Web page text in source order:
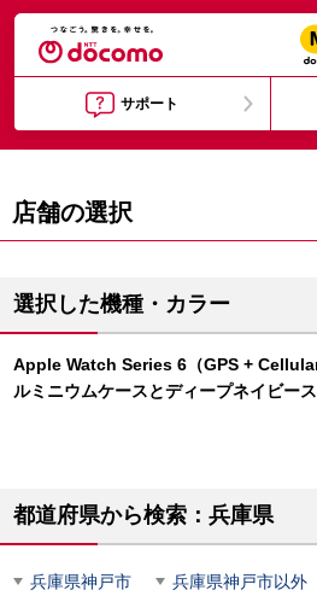
サポート
店舗の選択
選択した機種・カラー
Apple Watch Series 6（GPS +
ルミニウムケースとディープネイビー
都道府県から検索：兵庫県
兵庫県神戸市 兵庫県神戸市以外